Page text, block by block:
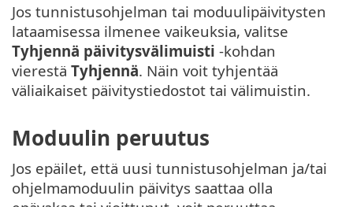
Jos tunnistusohjelman tai moduulipäivitysten
lataamisessa ilmenee vaikeuksia, valitse
Tyhjennä päivitysvälimuisti -kohdan
vierestä Tyhjennä. Näin voit tyhjentää
väliaikaiset päivitystiedostot tai välimuistin.
Moduulin peruutus
Jos epäilet, että uusi tunnistusohjelman ja/tai
ohjelmamoduulin päivitys saattaa olla